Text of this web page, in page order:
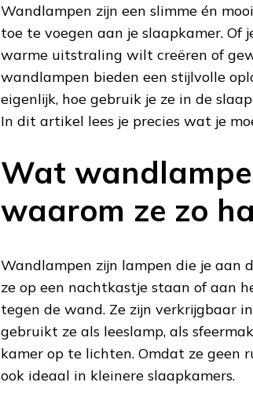
Wandlampen zijn een slimme én
toe te voegen aan je slaapkamer. Of
warme uitstraling wilt creëren of
wandlampen bieden een stijlvolle
eigenlijk, hoe gebruik je ze in de
In dit artikel lees je precies wat je
Wat
waarom ze zo
Wandlampen zijn lampen die je aan
ze op een nachtkastje staan of aan
tegen de wand. Ze zijn verkrijgbaar
gebruikt ze als leeslamp, als
kamer op te lichten. Omdat ze geen
ook ideaal in kleinere slaapkamers.